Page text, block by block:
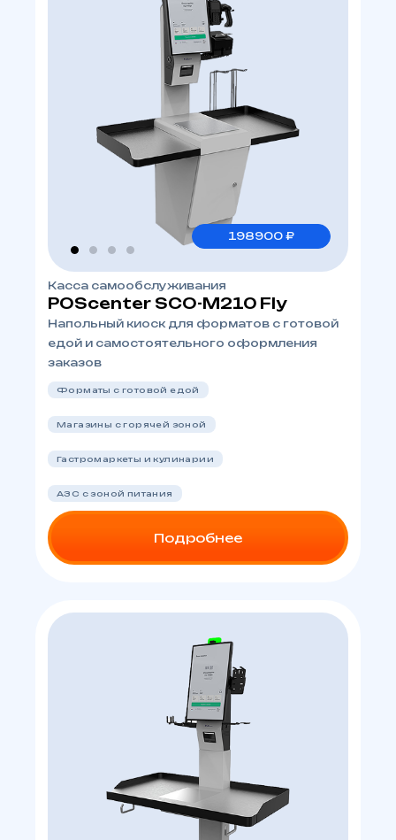
198900 ₽
Касса самообслуживания
POScenter SCO-М210 Fly
Напольный киоск для форматов с готовой
едой и самостоятельного оформления
заказов
Форматы с готовой едой
Магазины с горячей зоной
Гастромаркеты и кулинарии
АЗС с зоной питания
Подробнее